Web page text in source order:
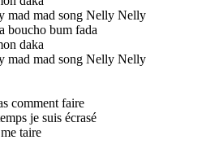
mad mad song Nelly Nelly
boucho bum fada
daka
mad mad song Nelly Nelly
comment faire
je suis écrasé
taire